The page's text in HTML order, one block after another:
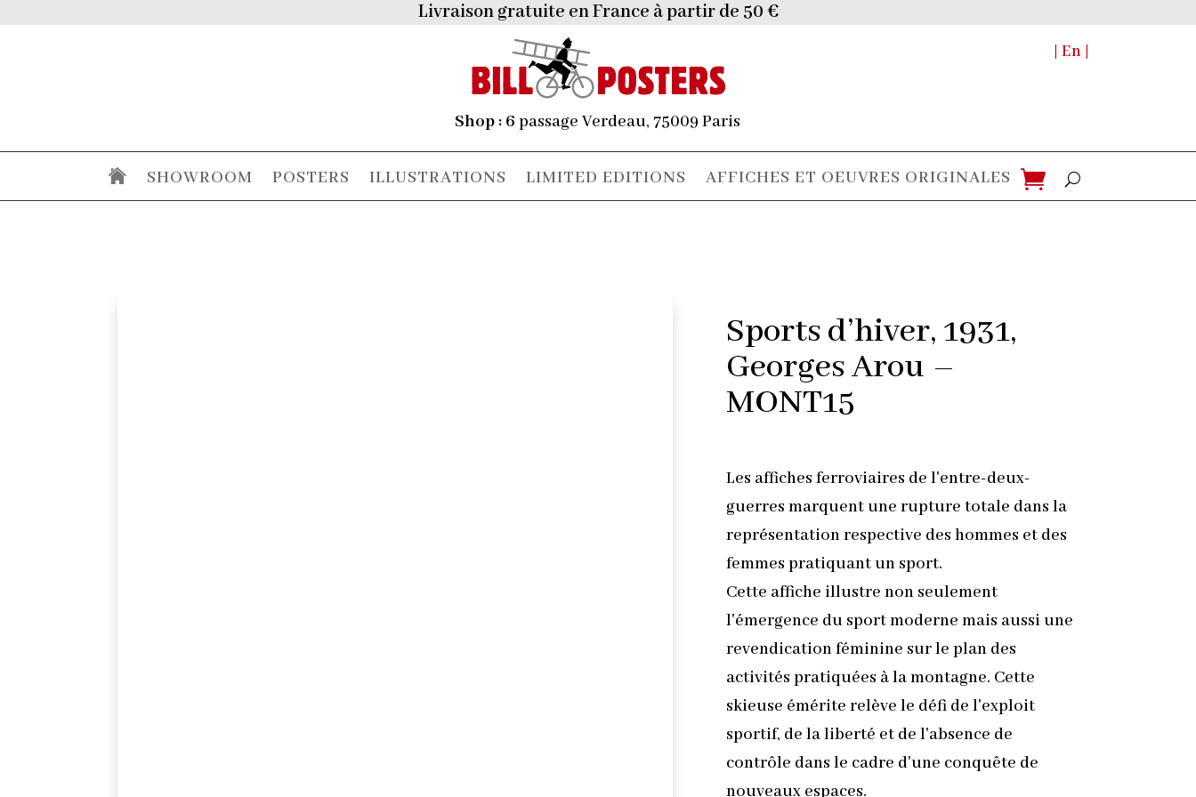
Livraison gratuite en France à partir de 50 €
Shop : 6 passage Verdeau, 75009 Paris
| En |
SHOWROOM POSTERS ILLUSTRATIONS LIMITED EDITIONS AFFICHES ET OEUVRES ORIGINALES
Sports d’hiver, 1931,
Georges Arou –
MONT15
Les affiches ferroviaires de l'entre-deux-
guerres marquent une rupture totale dans la
représentation respective des hommes et des
femmes pratiquant un sport.
Cette affiche illustre non seulement
l'émergence du sport moderne mais aussi une
revendication féminine sur le plan des
activités pratiquées à la montagne. Cette
skieuse émérite relève le défi de l'exploit
sportif, de la liberté et de l'absence de
contrôle dans le cadre d'une conquête de
nouveaux espaces.